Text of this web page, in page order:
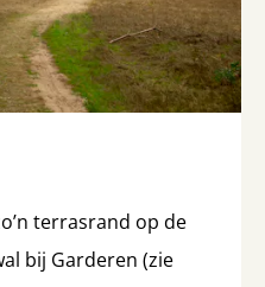
terrasrand op de
bij Garderen (zie